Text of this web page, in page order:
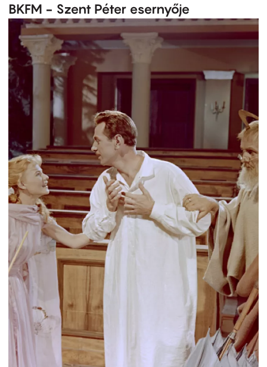
BKFM - Szent Péter esernyője